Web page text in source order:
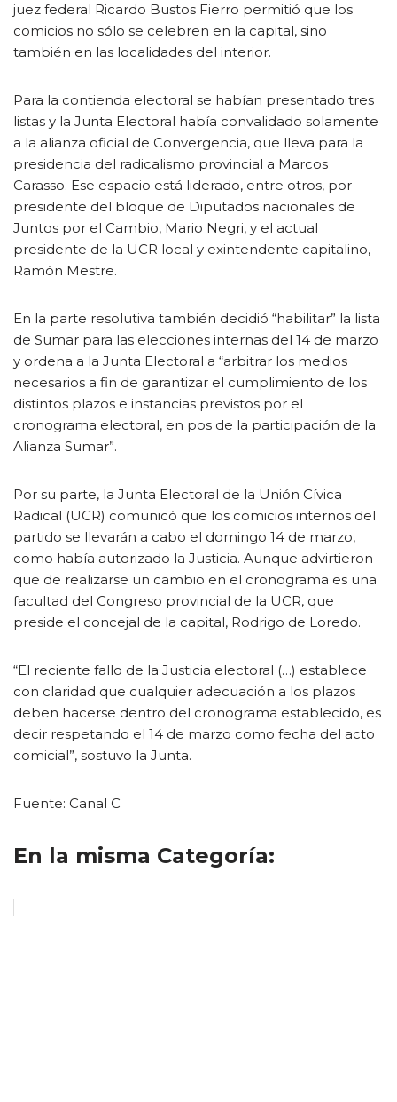
juez federal Ricardo Bustos Fierro permitió que los
comicios no sólo se celebren en la capital, sino
también en las localidades del interior.
Para la contienda electoral se habían presentado tres
listas y la Junta Electoral había convalidado solamente
a la alianza oficial de Convergencia, que lleva para la
presidencia del radicalismo provincial a Marcos
Carasso. Ese espacio está liderado, entre otros, por
presidente del bloque de Diputados nacionales de
Juntos por el Cambio, Mario Negri, y el actual
presidente de la UCR local y exintendente capitalino,
Ramón Mestre.
En la parte resolutiva también decidió “habilitar” la lista
de Sumar para las elecciones internas del 14 de marzo
y ordena a la Junta Electoral a “arbitrar los medios
necesarios a fin de garantizar el cumplimiento de los
distintos plazos e instancias previstos por el
cronograma electoral, en pos de la participación de la
Alianza Sumar”.
Por su parte, la Junta Electoral de la Unión Cívica
Radical (UCR) comunicó que los comicios internos del
partido se llevarán a cabo el domingo 14 de marzo,
como había autorizado la Justicia. Aunque advirtieron
que de realizarse un cambio en el cronograma es una
facultad del Congreso provincial de la UCR, que
preside el concejal de la capital, Rodrigo de Loredo.
“El reciente fallo de la Justicia electoral (…) establece
con claridad que cualquier adecuación a los plazos
deben hacerse dentro del cronograma establecido, es
decir respetando el 14 de marzo como fecha del acto
comicial”, sostuvo la Junta.
Fuente: Canal C
En la misma Categoría: